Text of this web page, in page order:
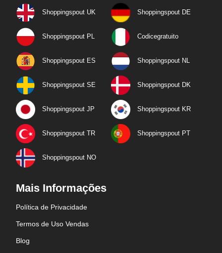
Shoppingspout UK Shoppingspout DE
Shoppingspout PL Codicegratuito
Shoppingspout ES Shoppingspout NL
Shoppingspout SE Shoppingspout DK
Shoppingspout JP Shoppingspout KR
Shoppingspout TR Shoppingspout PT
Shoppingspout NO
Mais Informações
Política de Privacidade
Termos de Uso Vendas
Blog